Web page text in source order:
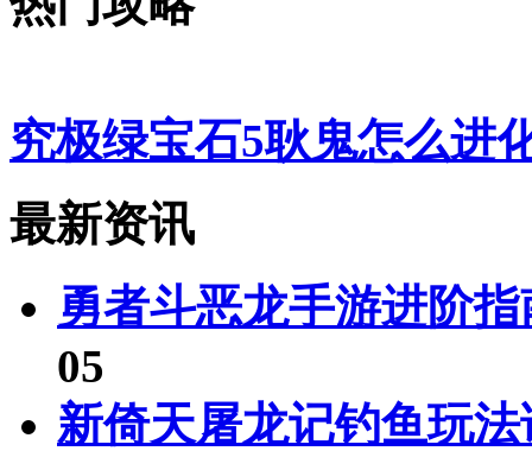
究极绿宝石5耿鬼怎么进
最新资讯
勇者斗恶龙手游进阶
05
新倚天屠龙记钓鱼玩